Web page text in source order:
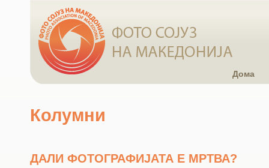
Дома
Колумни
ДАЛИ ФОТОГРАФИЈАТА Е МРТВА?